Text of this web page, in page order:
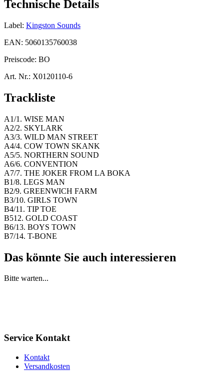
Technische Details
Label: Kingston Sounds
EAN: 5060135760038
Preiscode: BO
Art. Nr.: X0120110-6
Trackliste
A1/1. WISE MAN
A2/2. SKYLARK
A3/3. WILD MAN STREET
A4/4. COW TOWN SKANK
A5/5. NORTHERN SOUND
A6/6. CONVENTION
A7/7. THE JOKER FROM LA BOKA
B1/8. LEGS MAN
B2/9. GREENWICH FARM
B3/10. GIRLS TOWN
B4/11. TIP TOE
B512. GOLD COAST
B6/13. BOYS TOWN
B7/14. T-BONE
Das könnte Sie auch interessieren
Bitte warten...
Service Kontakt
Kontakt
Versandkosten